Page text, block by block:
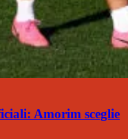
Amorim sceglie